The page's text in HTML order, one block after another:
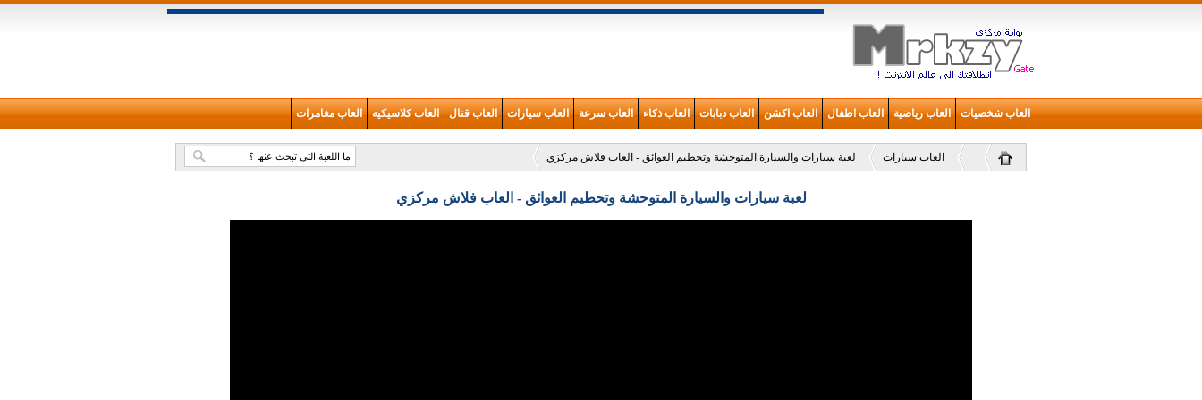
العاب شخصيات العاب رياضية العاب اطفال العاب اكشن العاب دبابات العاب ذكاء العاب سرعة العاب سيارات العاب قتال العاب كلاسيكيه العاب مغامرات
العاب سيارات لعبة سيارات والسيارة المتوحشة وتحطيم العوائق - العاب فلاش مركزي
لعبة سيارات والسيارة المتوحشة وتحطيم العوائق - العاب فلاش مركزي